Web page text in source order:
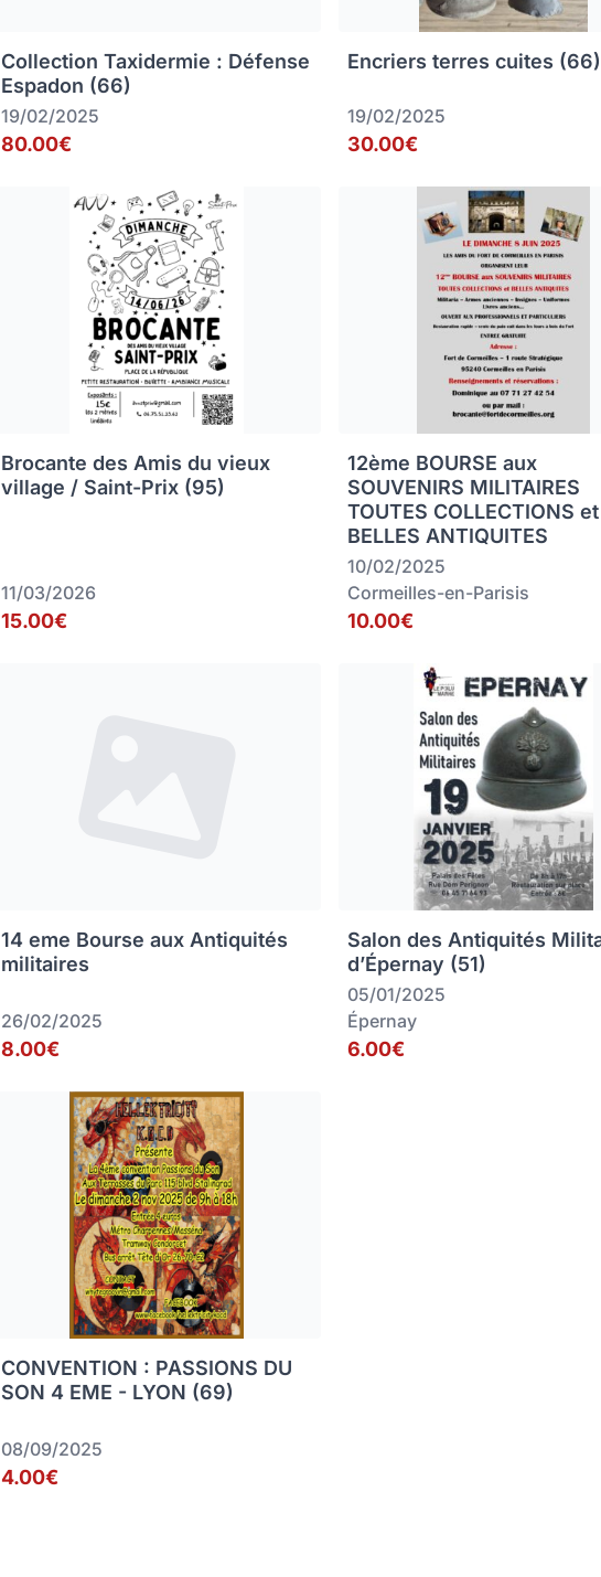
Collection Taxidermie : Défense
Espadon (66)
19/02/2025
80.00€
Encriers terres cuites (66)
19/02/2025
30.00€
Brocante des Amis du vieux
village / Saint-Prix (95)
11/03/2026
15.00€
12ème BOURSE aux
SOUVENIRS MILITAIRES
TOUTES COLLECTIONS et
BELLES ANTIQUITES
10/02/2025
Cormeilles-en-Parisis
10.00€
14 eme Bourse aux Antiquités
militaires
26/02/2025
8.00€
Salon des Antiquités
d’Épernay (51)
05/01/2025
Épernay
6.00€
CONVENTION : PASSIONS DU
SON 4 EME - LYON (69)
08/09/2025
4.00€